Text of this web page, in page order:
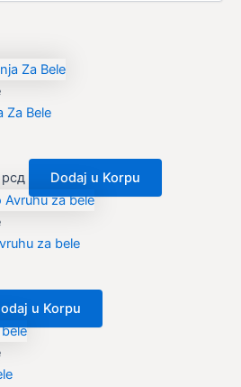
Za Bele
рсд Dodaj u Korpu
za bele
u Korpu